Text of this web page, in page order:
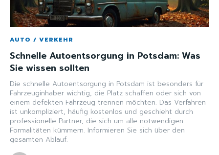
AUTO / VERKEHR
Schnelle Autoentsorgung in Potsdam: Was
Sie wissen sollten
Die schnelle Autoentsorgung in Potsdam ist besonders für
Fahrzeuginhaber wichtig, die Platz schaffen oder sich von
einem defekten Fahrzeug trennen möchten. Das Verfahren
ist unkompliziert, häufig kostenlos und geschieht durch
professionelle Partner, die sich um alle notwendigen
Formalitäten kümmern. Informieren Sie sich über den
gesamten Ablauf.